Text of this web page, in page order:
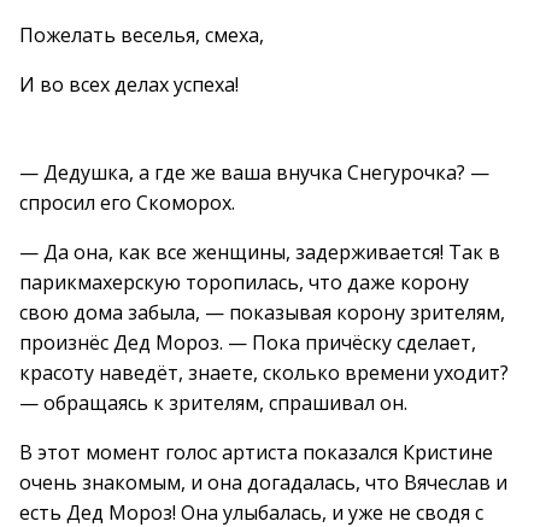
Пожелать веселья, смеха,
И во всех делах успеха!
— Дедушка, а где же ваша внучка Снегурочка? —
спросил его Скоморох.
— Да она, как все женщины, задерживается! Так в
парикмахерскую торопилась, что даже корону
свою дома забыла, — показывая корону зрителям,
произнёс Дед Мороз. — Пока причёску сделает,
красоту наведёт, знаете, сколько времени уходит?
— обращаясь к зрителям, спрашивал он.
В этот момент голос артиста показался Кристине
очень знакомым, и она догадалась, что Вячеслав и
есть Дед Мороз! Она улыбалась, и уже не сводя с